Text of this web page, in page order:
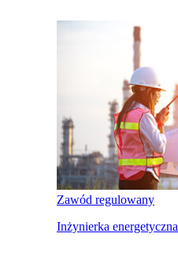
Zawód regulowany
Inżynierka energetyczna